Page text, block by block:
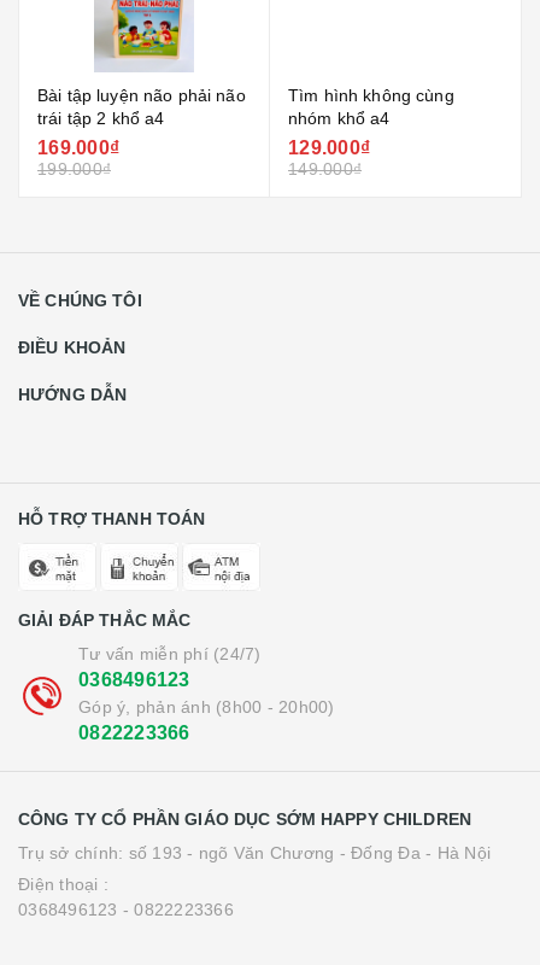
Bài tập luyện não phải não
trái tập 2 khổ a4
169.000₫
199.000₫
Tìm hình không cùng
nhóm khổ a4
129.000₫
149.000₫
VỀ CHÚNG TÔI
ĐIỀU KHOẢN
HƯỚNG DẪN
HỖ TRỢ THANH TOÁN
GIẢI ĐÁP THẮC MẮC
Tư vấn miễn phí (24/7)
0368496123
Góp ý, phản ánh (8h00 - 20h00)
0822223366
CÔNG TY CỔ PHẦN GIÁO DỤC SỚM HAPPY CHILDREN
Trụ sở chính: số 193 - ngõ Văn Chương - Đống Đa - Hà Nội
Điện thoại :
0368496123 - 0822223366